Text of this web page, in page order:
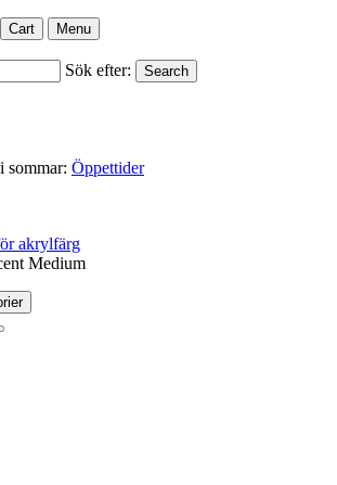
Cart Menu
Sök efter:
Search
sommar: Öppettider
akrylfärg
Medium